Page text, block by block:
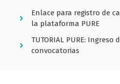
Enlace para registro de
la plataforma PURE
TUTORIAL PURE: Ingreso
convocatorias